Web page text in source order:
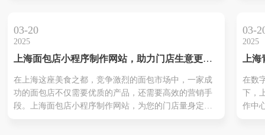
趋势
的市
03-20
2025
上海面包店小程序制作网站，助力门店生意更上
在上海这座美食之都，竞争激烈的面包市场中，一家成
功的面包店不仅需要优质的产品，还需要高效的营销手
段。上海面包店小程序制作网站，为您的门店量身定制
03-
2025
上海
就智
在数
下，
作中